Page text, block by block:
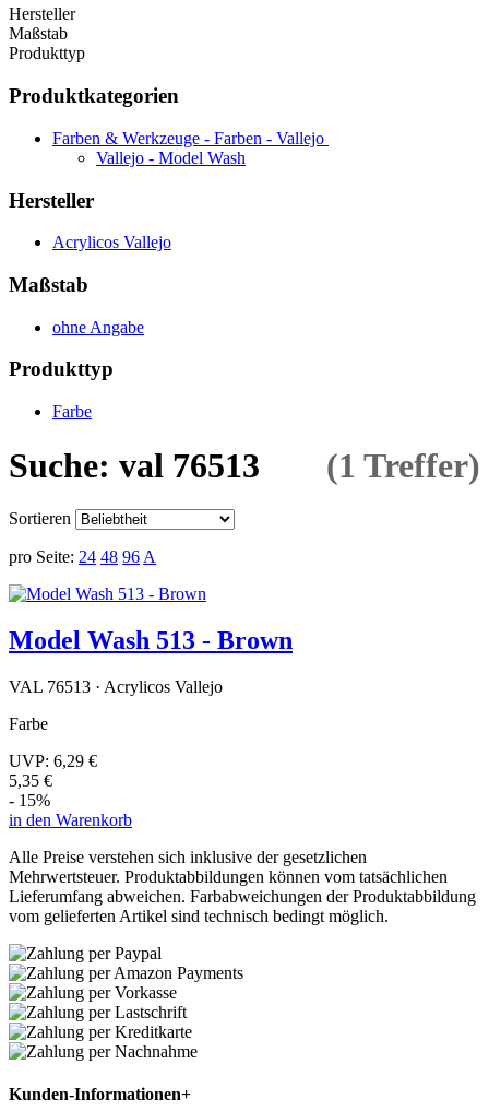
Hersteller
Maßstab
Produkttyp
Produktkategorien
Farben & Werkzeuge - Farben - Vallejo
Vallejo - Model Wash
Hersteller
Acrylicos Vallejo
Maßstab
ohne Angabe
Produkttyp
Farbe
Suche: val 76513 (1 Treffer)
Sortieren
pro Seite: 24 48 96 A
Model Wash 513 - Brown
VAL 76513 · Acrylicos Vallejo
Farbe
UVP: 6,29 €
5,35 €
- 15%
in den Warenkorb
Alle Preise verstehen sich inklusive der gesetzlichen
Mehrwertsteuer. Produktabbildungen können vom tatsächlichen
Lieferumfang abweichen. Farbabweichungen der Produktabbildung
vom gelieferten Artikel sind technisch bedingt möglich.
Kunden-Informationen+